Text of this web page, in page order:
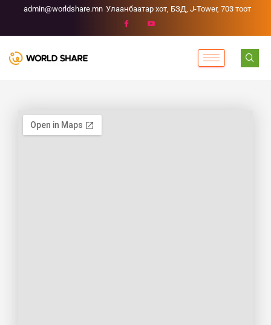
admin@worldshare.mn Улаанбаатар хот, БЗД, J-Tower, 703 тоот